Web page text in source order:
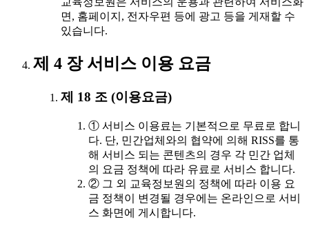
면, 홈페이지, 전자우편 등에 광고 등을 게재할 수
있습니다.
제 4 장 서비스 이용 요금
제 18 조 (이용요금)
① 서비스 이용료는 기본적으로 무료로 합니
다. 단, 민간업체와의 협약에 의해 RISS를 통
해 서비스 되는 콘텐츠의 경우 각 민간 업체
의 요금 정책에 따라 유료로 서비스 합니다.
② 그 외 교육정보원의 정책에 따라 이용 요
금 정책이 변경될 경우에는 온라인으로 서비
스 화면에 게시합니다.